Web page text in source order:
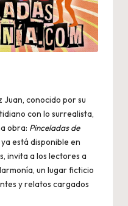
Juan, conocido por su
con lo surrealista,
obra: Pinceladas de
está disponible en
invita a los lectores a
un lugar ficticio
y relatos cargados